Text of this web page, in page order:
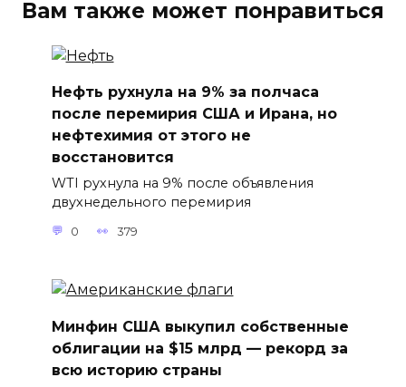
Вам также может понравиться
Нефть рухнула на 9% за полчаса
после перемирия США и Ирана, но
нефтехимия от этого не
восстановится
WTI рухнула на 9% после объявления
двухнедельного перемирия
0 379
Минфин США выкупил собственные
облигации на $15 млрд — рекорд за
всю историю страны